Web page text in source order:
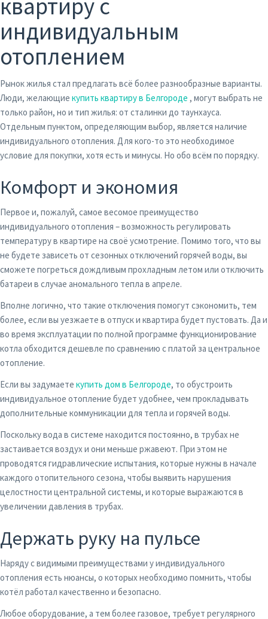
квартиру с
индивидуальным
отоплением
Рынок жилья стал предлагать всё более разнообразные варианты.
Люди, желающие купить квартиру в Белгороде , могут выбрать не
только район, но и тип жилья: от сталинки до таунхауса.
Отдельным пунктом, определяющим выбор, является наличие
индивидуального отопления. Для кого-то это необходимое
условие для покупки, хотя есть и минусы. Но обо всём по порядку.
Комфорт и экономия
Первое и, пожалуй, самое весомое преимущество
индивидуального отопления – возможность регулировать
температуру в квартире на своё усмотрение. Помимо того, что вы
не будете зависеть от сезонных отключений горячей воды, вы
сможете погреться дождливым прохладным летом или отключить
батареи в случае аномального тепла в апреле.
Вполне логично, что такие отключения помогут сэкономить, тем
более, если вы уезжаете в отпуск и квартира будет пустовать. Да и
во время эксплуатации по полной программе функционирование
котла обходится дешевле по сравнению с платой за центральное
отопление.
Если вы задумаете купить дом в Белгороде, то обустроить
индивидуальное отопление будет удобнее, чем прокладывать
дополнительные коммуникации для тепла и горячей воды.
Поскольку вода в системе находится постоянно, в трубах не
застаивается воздух и они меньше ржавеют. При этом не
проводятся гидравлические испытания, которые нужны в начале
каждого отопительного сезона, чтобы выявить нарушения
целостности центральной системы, и которые выражаются в
увеличении давления в трубах.
Держать руку на пульсе
Наряду с видимыми преимуществами у индивидуального
отопления есть нюансы, о которых необходимо помнить, чтобы
котёл работал качественно и безопасно.
Любое оборудование, а тем более газовое, требует регулярного